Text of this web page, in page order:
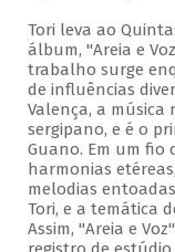
Tori leva ao
álbum, "Areia e
trabalho surge
de influências
Valença, a música
sergipano, e é o
Guano. Em um fio
harmonias
melodias
Tori, e a temática
Assim, "Areia e